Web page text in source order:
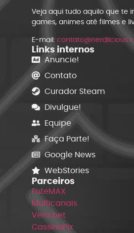
Veja aqui tudo aquilo que te
games, animes até filmes e
E-mail:
Links internos
Anuncie!
Contato
Curador Steam
Divulgue!
Equipe
Faça Parte!
Google News
WebStories
Parceiros
FuteMAX
Multicanais
Vera bet
CassinoPix